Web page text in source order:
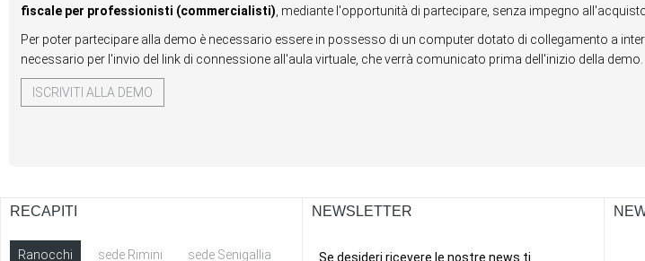
fiscale per professionisti (commercialisti) , mediante l'opportunità di partecipare, senza impegno
Per poter partecipare alla demo è necessario essere in possesso di un computer dotato di collegamento a
necessario per l'invio del link di connessione all'aula virtuale, che verrà comunicato prima dell'inizio della demo.
ISCRIVITI ALLA DEMO
RECAPITI
Ranocchi sede Rimini sede Senigallia
NEWSLETTER